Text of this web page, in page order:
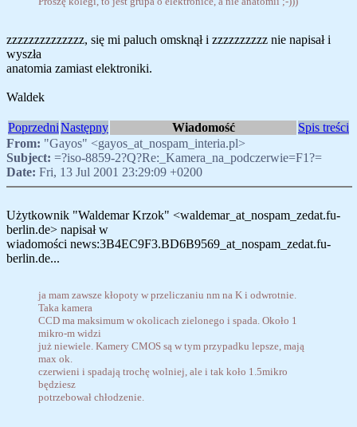
zzzzzzzzzzzzzz, się mi paluch omsknął i zzzzzzzzzz nie napisał i
wyszła
anatomia zamiast elektroniki.
Waldek
PoprzedniNastępny Wiadomość
Spis treści
From: "Gayos" <gayos_at_nospam_interia.pl>
Subject: =?iso-8859-2?Q?Re:_Kamera_na_podczerwie=F1?=
Date: Fri, 13 Jul 2001 23:29:09 +0200
Użytkownik "Waldemar Krzok" <waldemar_at_nospam_zedat.fu-
berlin.de> napisał w
wiadomości news:3B4EC9F3.BD6B9569_at_nospam_zedat.fu-
berlin.de...
ja mam zawsze kłopoty w przeliczaniu nm na K i odwrotnie.
Taka kamera
CCD ma maksimum w okolicach zielonego i spada. Około 1
mikro-m widzi
już niewiele. Kamery CMOS są w tym przypadku lepsze, mają
max ok.
czerwieni i spadają trochę wolniej, ale i tak koło 1.5mikro
będziesz
potrzebował chłodzenie.